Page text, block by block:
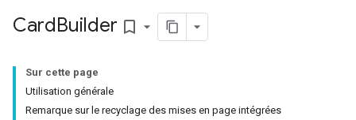
CardBuilder bookmark_border
Sur cette page
Utilisation générale
Remarque sur le recyclage des mises en page intégrées